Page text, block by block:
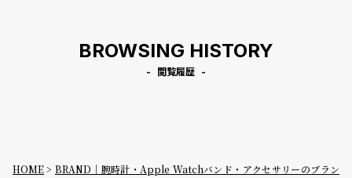
BROWSING HISTORY
閲覧履歴
HOME
BRAND｜腕時計・Apple Watchバンド・アクセサリーのブラン